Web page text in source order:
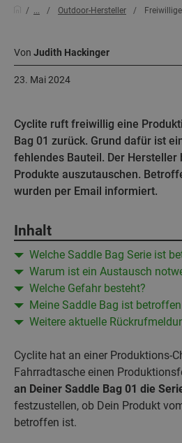
... Outdoor-Hersteller
Von Judith Hackinger
23. Mai 2024
Cyclite ruft freiwillig eine
Bag 01 zurück. Grund dafür ist
fehlendes Bauteil. Der
Produkte auszutauschen.
wurden per Email informiert.
Inhalt
Welche Saddle Bag Serie ist
Warum ist ein Austausch
Welche Gefahr besteht?
Meine Saddle Bag ist
Weitere aktuelle
Cyclite hat an einer Produktions-
Fahrradtasche einen
an Deiner Saddle Bag 01 die
festzustellen, ob Dein Produkt
betroffen ist.